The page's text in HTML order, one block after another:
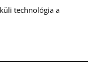
technológia a